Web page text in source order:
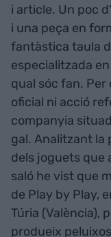
i article. Un poc
i una peça en
fantàstica taula
especialitzada
qual sóc fan.
oficial ni acció
companyia
gal. Analitzant
dels joguets que
saló he vist que
de Play by Play,
Túria (València),
produeix